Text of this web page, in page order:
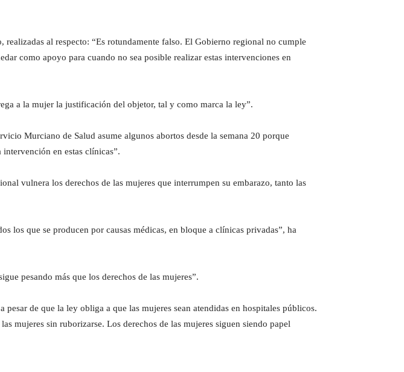
realizadas al respecto: “Es rotundamente falso. El Gobierno regional no cumple
como apoyo para cuando no sea posible realizar estas intervenciones en
a la mujer la justificación del objetor, tal y como marca la ley”.
Murciano de Salud asume algunos abortos desde la semana 20 porque
en estas clínicas”.
vulnera los derechos de las mujeres que interrumpen su embarazo, tanto las
los que se producen por causas médicas, en bloque a clínicas privadas”, ha
pesando más que los derechos de las mujeres”.
de que la ley obliga a que las mujeres sean atendidas en hospitales públicos.
mujeres sin ruborizarse. Los derechos de las mujeres siguen siendo papel